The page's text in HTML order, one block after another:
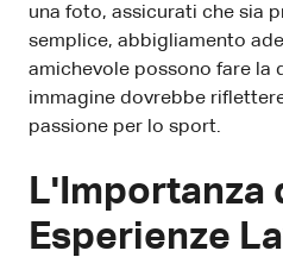
una foto, assicurati che sia
semplice, abbigliamento
amichevole possono fare la
immagine dovrebbe
passione per lo sport.
L'Importanza
Esperienze